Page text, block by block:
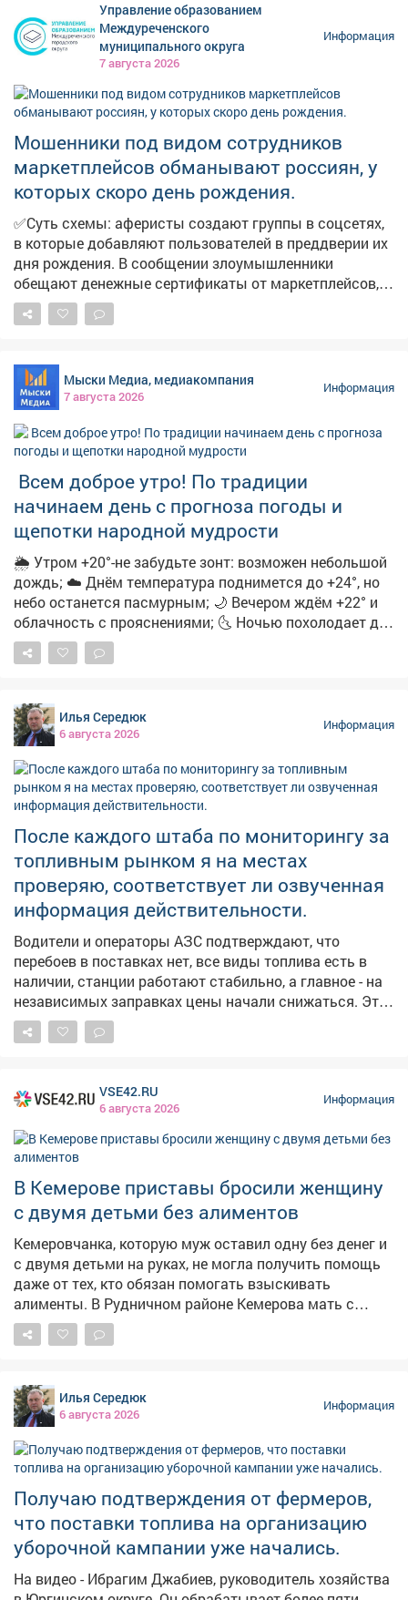
Управление образованием
Междуреченского
муниципального округа
7 августа 2026
Информация
Мошенники под видом сотрудников
маркетплейсов обманывают россиян, у
которых скоро день рождения.
✅Суть схемы: аферисты создают группы в соцсетях,
в которые добавляют пользователей в преддверии их
дня рождения. В сообщении злоумышленники
обещают денежные сертификаты от маркетплейсов,
технику и туристические поездки по случаю
праздника. Мошенники торопят, якобы акция
перейти по ссылке. ➡️ ❗️Будьте бдительны и
предупредите близких! Переходить по ссылке опасно,
она может быть фишинговой. Пользователь рискует
потерять деньги и предоставить мошенникам
персональные данные. Обо всех акциях
маркетплейсы информируют на своих официальных
ресурсах.
Мыски Медиа, медиакомпания
7 августа 2026
Информация
Всем доброе утро! По традиции
начинаем день с прогноза погоды и
щепотки народной мудрости
🌦 Утром +20°-не забудьте зонт: возможен небольшой
дождь; ☁️ Днём температура поднимется до +24°, но
небо останется пасмурным; 🌙 Вечером ждём +22° и
облачность с прояснениями; 🌜 Ночью похолодает до
+15°-облачно с прояснениями. 🌿 А ещё с
сегодняшним днём вязано немало народных примет:
сухой; ➖Увидели радугу-ждите перемены погоды;
➖Муравьи поднимают входы в муравейники-к
затяжным дождям; ➖Солнце на закате багровое-к
жаркой погоде на следующий день; ➖А если в этот
день посеять укроп-по поверью, зиму проживёте без
простуд. 👀Давайте понаблюдаем, работают ли
Илья Середюк
6 августа 2026
Информация
После каждого штаба по мониторингу за
топливным рынком я на местах
проверяю, соответствует ли озвученная
информация действительности.
Водители и операторы АЗС подтверждают, что
перебоев в поставках нет, все виды топлива есть в
наличии, станции работают стабильно, а главное - на
независимых заправках цены начали снижаться. Это
хорошие новости. Но вопрос остается на контроле -
будем и дальше работать с оптовиками, розничными
VSE42.RU
6 августа 2026
Информация
В Кемерове приставы бросили женщину
с двумя детьми без алиментов
Кемеровчанка, которую муж оставил одну без денег и
с двумя детьми на руках, не могла получить помощь
даже от тех, кто обязан помогать взыскивать
алименты. В Рудничном районе Кемерова мать с
двумя детьми не могла получить алименты от
бывшего супруга. Мать растит 9-летнего сына и 14-
платил,а силовики не принимали мер, сообщает в
четверг областная прокуратура. – Должностными
лицами службы судебных приставов своевременно не
приняты исчерпывающие меры, направленные на
взыскание задолженности, – сказали в прокуратуре.
главного управления приставов в регионе. В
результате исполнительные действия
активизировались, должностное лицо привлекли к
дисциплинарной ответственности, а с бывшего мужа
взыскали 315 тысяч рублей по алиментам.
Илья Середюк
6 августа 2026
Информация
Получаю подтверждения от фермеров,
что поставки топлива на организацию
уборочной кампании уже начались.
На видео - Ибрагим Джабиев, руководитель хозяйства